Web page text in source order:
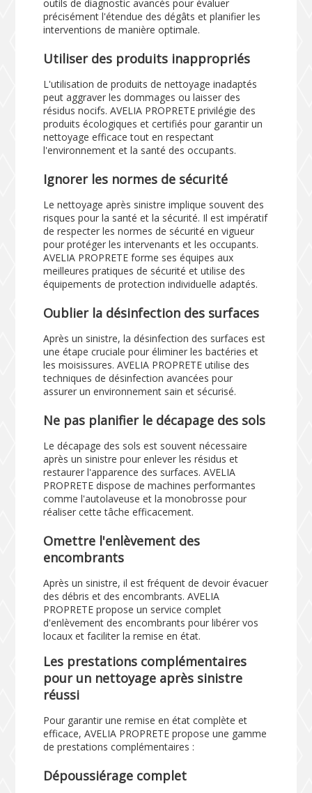
outils de diagnostic avancés pour évaluer
précisément l'étendue des dégâts et planifier les
interventions de manière optimale.
Utiliser des produits inappropriés
L'utilisation de produits de nettoyage inadaptés
peut aggraver les dommages ou laisser des
résidus nocifs. AVELIA PROPRETE privilégie des
produits écologiques et certifiés pour garantir un
nettoyage efficace tout en respectant
l'environnement et la santé des occupants.
Ignorer les normes de sécurité
Le nettoyage après sinistre implique souvent des
risques pour la santé et la sécurité. Il est impératif
de respecter les normes de sécurité en vigueur
pour protéger les intervenants et les occupants.
AVELIA PROPRETE forme ses équipes aux
meilleures pratiques de sécurité et utilise des
équipements de protection individuelle adaptés.
Oublier la désinfection des surfaces
Après un sinistre, la désinfection des surfaces est
une étape cruciale pour éliminer les bactéries et
les moisissures. AVELIA PROPRETE utilise des
techniques de désinfection avancées pour
assurer un environnement sain et sécurisé.
Ne pas planifier le décapage des sols
Le décapage des sols est souvent nécessaire
après un sinistre pour enlever les résidus et
restaurer l'apparence des surfaces. AVELIA
PROPRETE dispose de machines performantes
comme l'autolaveuse et la monobrosse pour
réaliser cette tâche efficacement.
Omettre l'enlèvement des
encombrants
Après un sinistre, il est fréquent de devoir évacuer
des débris et des encombrants. AVELIA
PROPRETE propose un service complet
d'enlèvement des encombrants pour libérer vos
locaux et faciliter la remise en état.
Les prestations complémentaires
pour un nettoyage après sinistre
réussi
Pour garantir une remise en état complète et
efficace, AVELIA PROPRETE propose une gamme
de prestations complémentaires :
Dépoussiérage complet